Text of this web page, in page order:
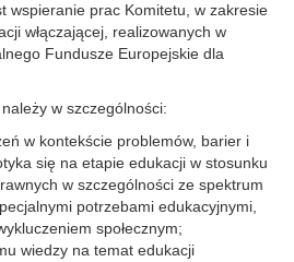
wspieranie prac Komitetu, w zakresie
włączającej, realizowanych w
Fundusze Europejskie dla
w szczególności:
w kontekście problemów, barier i
się na etapie edukacji w stosunku
w szczególności ze spektrum
potrzebami edukacyjnymi,
społecznym;
wiedzy na temat edukacji